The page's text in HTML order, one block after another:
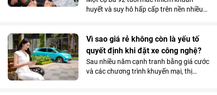
người bệnh vượt qua “cửa tử”.
huyết và suy hô hấp cấp trên nền nhiều
lược hồi sức cá thể hóa, hạn chế tối đa
các can thiệp xâm lấn nguy hiểm.
Vì sao giá rẻ không còn là yếu tố
quyết định khi đặt xe công nghệ?
Sau nhiều năm cạnh tranh bằng giá cước
và các chương trình khuyến mại, thị